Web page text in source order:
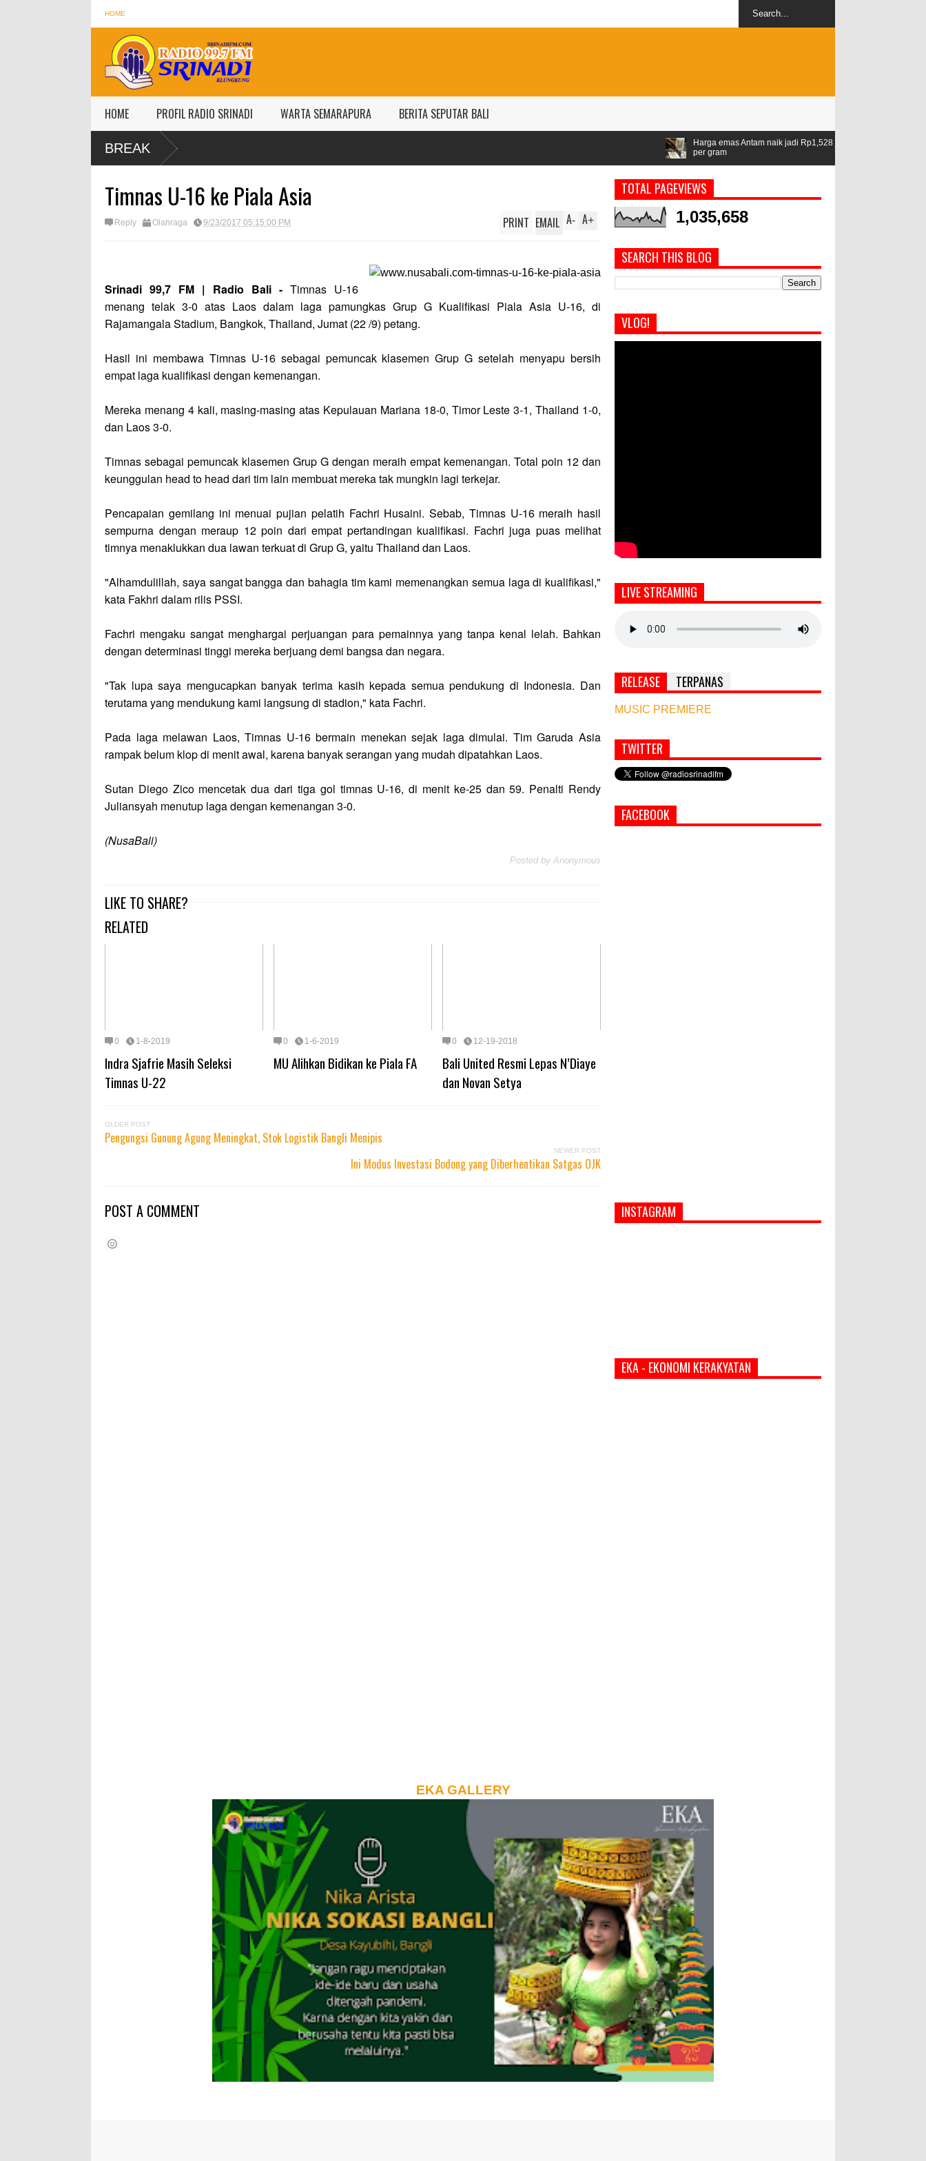
HOME
HOME PROFIL RADIO SRINADI WARTA SEMARAPURA BERITA SEPUTAR BALI
BREAK
Harga emas Antam naik jadi Rp1,528 juta
Airlangga: ASEAN jadi
Timnas U-16 ke Piala Asia
Reply Olahraga 9/23/2017 05:15:00 PM A+
A-
PRINT EMAIL
Srinadi 99,7 FM | Radio Bali - Timnas U-16
menang telak 3-0 atas Laos dalam laga pamungkas Grup G Kualifikasi Piala Asia U-16, di
Rajamangala Stadium, Bangkok, Thailand, Jumat (22 /9) petang.
Hasil ini membawa Timnas U-16 sebagai pemuncak klasemen Grup G setelah menyapu bersih
empat laga kualifikasi dengan kemenangan.
Mereka menang 4 kali, masing-masing atas Kepulauan Mariana 18-0, Timor Leste 3-1, Thailand 1-0,
dan Laos 3-0.
Timnas sebagai pemuncak klasemen Grup G dengan meraih empat kemenangan. Total poin 12 dan
keunggulan head to head dari tim lain membuat mereka tak mungkin lagi terkejar.
Pencapaian gemilang ini menuai pujian pelatih Fachri Husaini. Sebab, Timnas U-16 meraih hasil
sempurna dengan meraup 12 poin dari empat pertandingan kualifikasi. Fachri juga puas melihat
timnya menaklukkan dua lawan terkuat di Grup G, yaitu Thailand dan Laos.
"Alhamdulillah, saya sangat bangga dan bahagia tim kami memenangkan semua laga di kualifikasi,"
kata Fakhri dalam rilis PSSI.
Fachri mengaku sangat menghargai perjuangan para pemainnya yang tanpa kenal lelah. Bahkan
dengan determinasi tinggi mereka berjuang demi bangsa dan negara.
"Tak lupa saya mengucapkan banyak terima kasih kepada semua pendukung di Indonesia. Dan
terutama yang mendukung kami langsung di stadion," kata Fachri.
Pada laga melawan Laos, Timnas U-16 bermain menekan sejak laga dimulai. Tim Garuda Asia
rampak belum klop di menit awal, karena banyak serangan yang mudah dipatahkan Laos.
Sutan Diego Zico mencetak dua dari tiga gol timnas U-16, di menit ke-25 dan 59. Penalti Rendy
Juliansyah menutup laga dengan kemenangan 3-0.
(NusaBali)
Posted by Anonymous
LIKE TO SHARE?
RELATED
0 1-8-2019
Indra Sjafrie Masih Seleksi
Timnas U-22
0 1-6-2019
MU Alihkan Bidikan ke Piala FA
0 12-19-2018
Bali United Resmi Lepas N’Diaye
dan Novan Setya
OLDER POST
Pengungsi Gunung Agung Meningkat, Stok Logistik Bangli Menipis
NEWER POST
Ini Modus Investasi Bodong yang Diberhentikan Satgas OJK
POST A COMMENT
TOTAL PAGEVIEWS
1,035,658
SEARCH THIS BLOG
VLOG!
LIVE STREAMING
RELEASE TERPANAS
MUSIC PREMIERE
Simbol Persahabatan, RI Bangun Islamic Centre
di Afghanistan
PASAR MURAH
TWITTER
FACEBOOK
INSTAGRAM
EKA - EKONOMI KERAKYATAN
EKA GALLERY